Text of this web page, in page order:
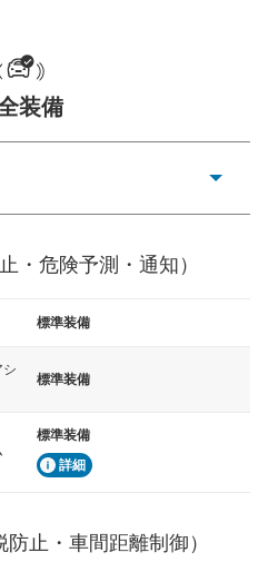
のサイズの目安
装備
などが装備されています。
む危険を予測・通知するためのシス
備されています
・危険予測・通知）
標準装備
シ
標準装備
標準装備
詳細
止・車間距離制御）